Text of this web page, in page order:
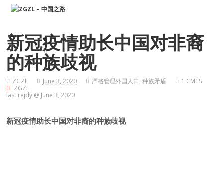
新冠疫情助长中国对非裔
的种族歧视
ZGZL June 3, 2020 严格管理外国人口,种族矛盾
1 CMTS
ZGZL
last reply @ June 3, 2020
新冠疫情助长中国对非裔的种族歧视